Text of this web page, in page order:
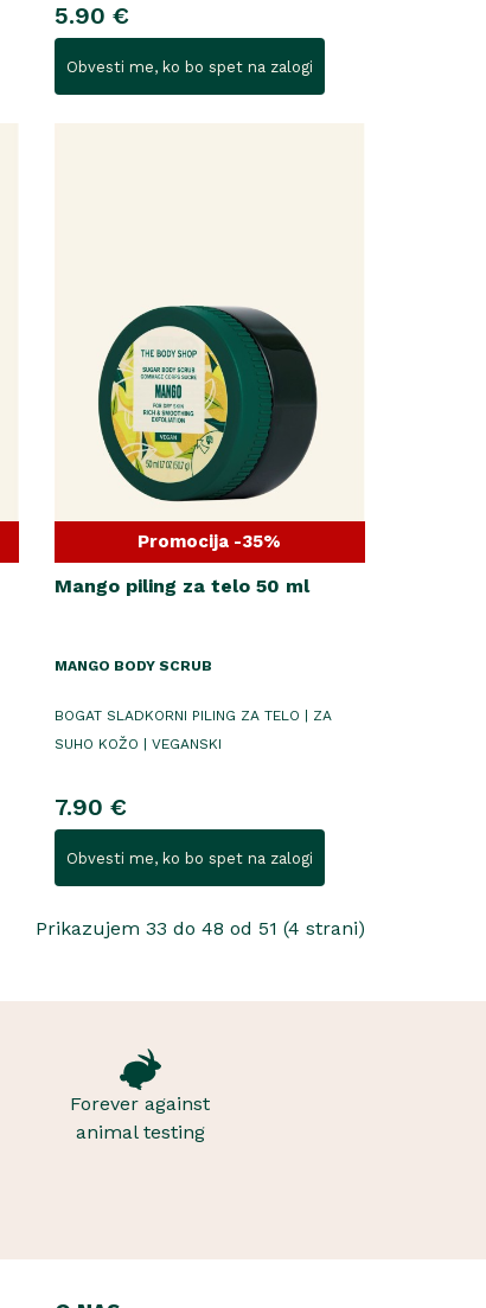
5.90 €
Obvesti me, ko bo spet na zalogi
Promocija -35%
Mango piling za telo 50 ml
MANGO BODY SCRUB
BOGAT SLADKORNI PILING ZA TELO | ZA
SUHO KOŽO | VEGANSKI
7.90 €
Obvesti me, ko bo spet na zalogi
Prikazujem 33 do 48 od 51 (4 strani)
Forever against
animal testing